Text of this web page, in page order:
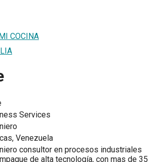
COCINA
Services
Venezuela
consultor en procesos industriales
de alta tecnología, con mas de 35